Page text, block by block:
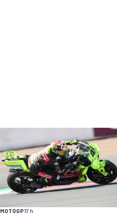
MOTOGP17 h